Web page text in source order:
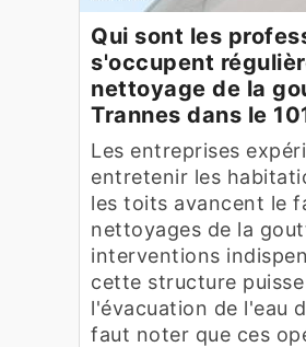
Qui sont les
s'occupent
nettoyage de la
Trannes dans le
Les entreprises
entretenir les
les toits avancent le
nettoyages de la
interventions
cette structure
l'évacuation de l'eau
faut noter que ces